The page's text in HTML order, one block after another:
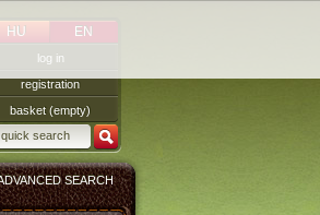
HU EN
log in
registration
basket (empty)
SEARCH